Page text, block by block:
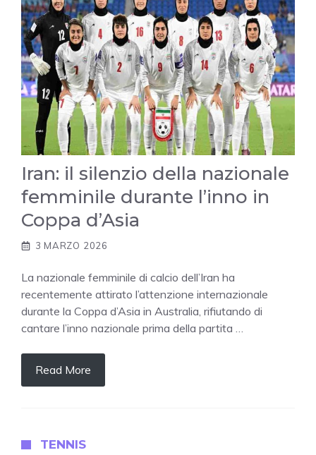
Iran: il silenzio della nazionale
femminile durante l’inno in
Coppa d’Asia
3 MARZO 2026
La nazionale femminile di calcio dell’Iran ha
recentemente attirato l’attenzione internazionale
durante la Coppa d’Asia in Australia, rifiutando di
cantare l’inno nazionale prima della partita …
Read More
TENNIS